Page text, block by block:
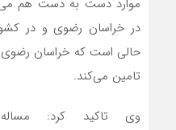
موارد دست به دست هم
در خراسان رضوی و در
تامین می‌کند.
وی تاکید کرد: